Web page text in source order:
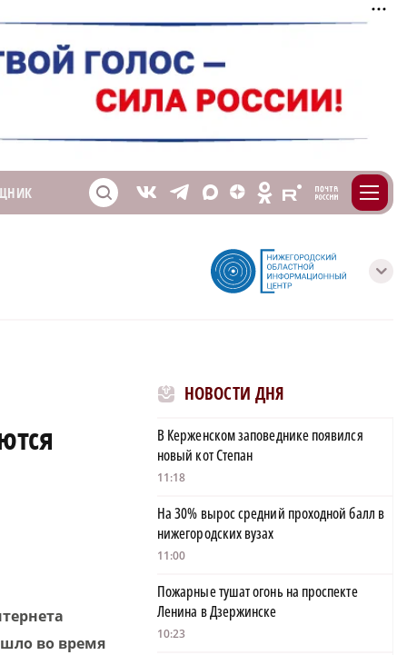
S V T X Z O E m
с
во время
НОВОСТИ ДНЯ
В Керженском заповеднике появился
новый кот Степан
11:18
На 30% вырос средний проходной балл в
нижегородских вузах
11:00
Пожарные тушат огонь на проспекте
Ленина в Дзержинске
10:23